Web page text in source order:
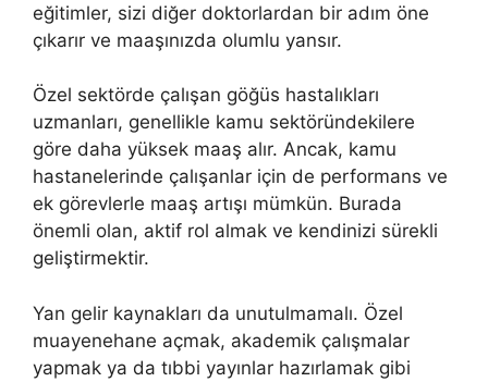
eğitimler, sizi diğer doktorlardan bir adım öne
çıkarır ve maaşınızda olumlu yansır.
Özel sektörde çalışan göğüs hastalıkları
uzmanları, genellikle kamu sektöründekilere
göre daha yüksek maaş alır. Ancak, kamu
hastanelerinde çalışanlar için de performans ve
ek görevlerle maaş artışı mümkün. Burada
önemli olan, aktif rol almak ve kendinizi sürekli
geliştirmektir.
Yan gelir kaynakları da unutulmamalı. Özel
muayenehane açmak, akademik çalışmalar
yapmak ya da tıbbi yayınlar hazırlamak gibi